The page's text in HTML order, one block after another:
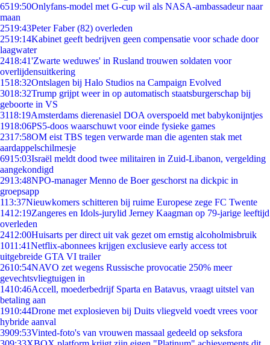
6519:50Onlyfans-model met G-cup wil als NASA-ambassadeur naar
maan
2519:43Peter Faber (82) overleden
2519:14Kabinet geeft bedrijven geen compensatie voor schade door
laagwater
2418:41'Zwarte weduwes' in Rusland trouwen soldaten voor
overlijdensuitkering
1518:32Ontslagen bij Halo Studios na Campaign Evolved
3018:32Trump grijpt weer in op automatisch staatsburgerschap bij
geboorte in VS
3118:19Amsterdams dierenasiel DOA overspoeld met babykonijntjes
1918:06PS5-doos waarschuwt voor einde fysieke games
2317:58OM eist TBS tegen verwarde man die agenten stak met
aardappelschilmesje
6915:03Israël meldt dood twee militairen in Zuid-Libanon, vergelding
aangekondigd
2913:48NPO-manager Menno de Boer geschorst na dickpic in
groepsapp
113:37Nieuwkomers schitteren bij ruime Europese zege FC Twente
1412:19Zangeres en Idols-jurylid Jerney Kaagman op 79-jarige leeftijd
overleden
2412:00Huisarts per direct uit vak gezet om ernstig alcoholmisbruik
1011:41Netflix-abonnees krijgen exclusieve early access tot
uitgebreide GTA VI trailer
2610:54NAVO zet wegens Russische provocatie 250% meer
gevechtsvliegtuigen in
1410:46Accell, moederbedrijf Sparta en Batavus, vraagt uitstel van
betaling aan
1910:44Drone met explosieven bij Duits vliegveld voedt vrees voor
hybride aanval
3909:53Vinted-foto's van vrouwen massaal gedeeld op seksfora